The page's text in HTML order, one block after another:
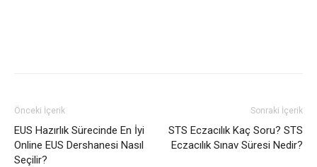
Önceki İçerik
EUS Hazırlık Sürecinde En İyi
Online EUS Dershanesi Nasıl
Seçilir?
Sonraki İçerik
STS Eczacılık Kaç Soru? STS
Eczacılık Sınav Süresi Nedir?